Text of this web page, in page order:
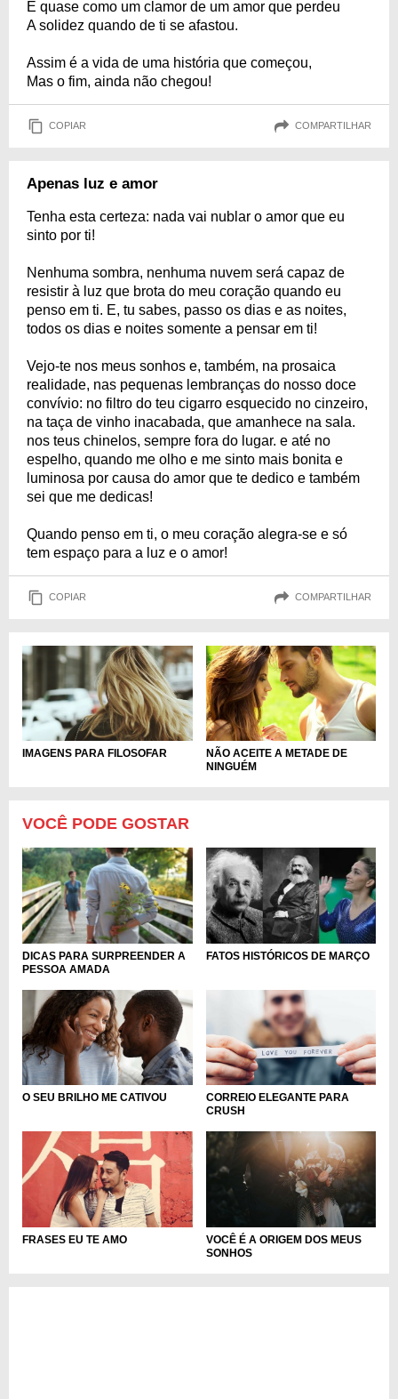
É quase como um clamor de um amor que perdeu
A solidez quando de ti se afastou.
Assim é a vida de uma história que começou,
Mas o fim, ainda não chegou!
COPIAR COMPARTILHAR
Apenas luz e amor
Tenha esta certeza: nada vai nublar o amor que eu
sinto por ti!
Nenhuma sombra, nenhuma nuvem será capaz de
resistir à luz que brota do meu coração quando eu
penso em ti. E, tu sabes, passo os dias e as noites,
todos os dias e noites somente a pensar em ti!
Vejo-te nos meus sonhos e, também, na prosaica
realidade, nas pequenas lembranças do nosso doce
convívio: no filtro do teu cigarro esquecido no cinzeiro,
na taça de vinho inacabada, que amanhece na sala.
nos teus chinelos, sempre fora do lugar. e até no
espelho, quando me olho e me sinto mais bonita e
luminosa por causa do amor que te dedico e também
sei que me dedicas!
Quando penso em ti, o meu coração alegra-se e só
tem espaço para a luz e o amor!
COPIAR COMPARTILHAR
IMAGENS PARA FILOSOFAR
NÃO ACEITE A METADE DE
NINGUÉM
VOCÊ PODE GOSTAR
DICAS PARA SURPREENDER A
PESSOA AMADA
FATOS HISTÓRICOS DE MARÇO
O SEU BRILHO ME CATIVOU
CORREIO ELEGANTE PARA
CRUSH
FRASES EU TE AMO
VOCÊ É A ORIGEM DOS MEUS
SONHOS